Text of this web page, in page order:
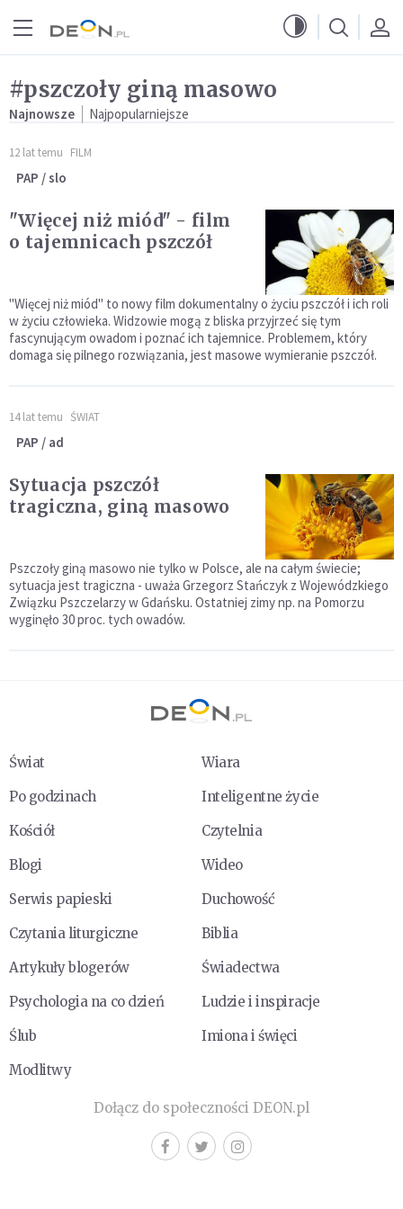
#pszczoły giną masowo
Najnowsze Najpopularniejsze
12 lat temu FILM
PAP / slo
"Więcej niż miód" - film
o tajemnicach pszczół
"Więcej niż miód" to nowy film dokumentalny o życiu pszczół i ich roli
w życiu człowieka. Widzowie mogą z bliska przyjrzeć się tym
fascynującym owadom i poznać ich tajemnice. Problemem, który
domaga się pilnego rozwiązania, jest masowe wymieranie pszczół.
14 lat temu ŚWIAT
PAP / ad
Sytuacja pszczół
tragiczna, giną masowo
Pszczoły giną masowo nie tylko w Polsce, ale na całym świecie;
sytuacja jest tragiczna - uważa Grzegorz Stańczyk z Wojewódzkiego
Związku Pszczelarzy w Gdańsku. Ostatniej zimy np. na Pomorzu
wyginęło 30 proc. tych owadów.
Świat
Wiara
Po godzinach
Inteligentne życie
Kościół
Czytelnia
Blogi
Wideo
Serwis papieski
Duchowość
Czytania liturgiczne
Biblia
Artykuły blogerów
Świadectwa
Psychologia na co dzień
Ludzie i inspiracje
Ślub
Imiona i święci
Modlitwy
Dołącz do społeczności DEON.pl